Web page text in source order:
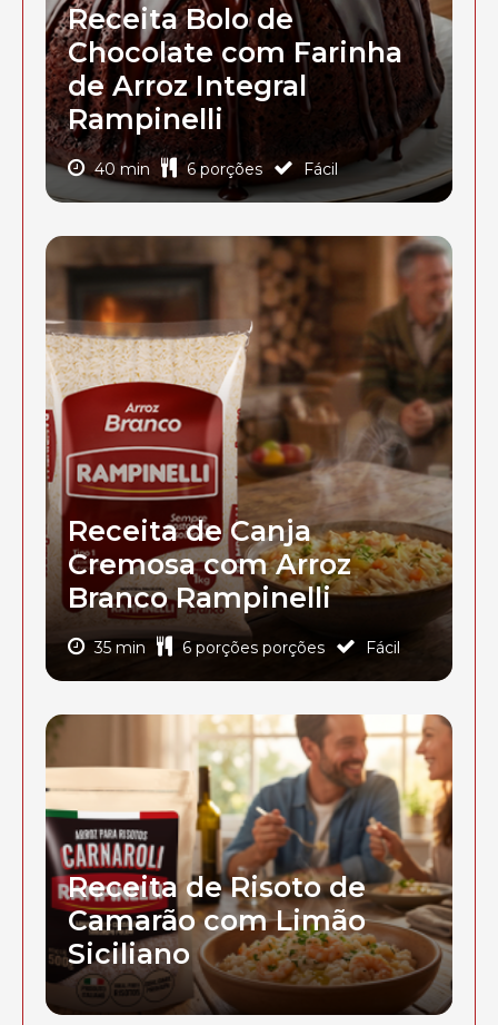
Receita Bolo de
Chocolate com Farinha
de Arroz Integral
Rampinelli
40 min 6 porções Fácil
Receita de Canja
Cremosa com Arroz
Branco Rampinelli
35 min 6 porções porções Fácil
Receita de Risoto de
Camarão com Limão
Siciliano